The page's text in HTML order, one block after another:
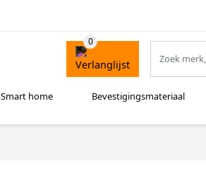
Smart home Bevestigingsmateriaal